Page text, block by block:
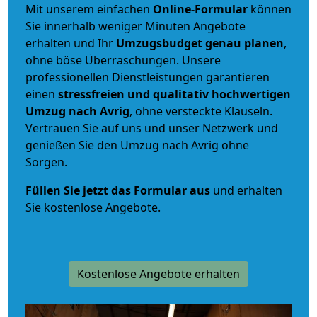
Mit unserem einfachen Online-Formular können
Sie innerhalb weniger Minuten Angebote
erhalten und Ihr Umzugsbudgetgenau planen,
ohne böse Überraschungen. Unsere
professionellen Dienstleistungen garantieren
einen stressfreien und qualitativ hochwertigen
Umzug nach Avrig, ohne versteckte Klauseln.
Vertrauen Sie auf uns und unser Netzwerk und
genießen Sie den Umzug nach Avrig ohne
Sorgen.
Füllen Sie jetzt das Formular aus und erhalten
Sie kostenlose Angebote.
Kostenlose Angebote erhalten